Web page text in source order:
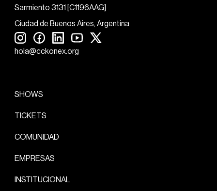
Sarmiento 3131 [C1196AAG]
Ciudad de Buenos Aires, Argentina
hola@cckonex.org
SHOWS
TICKETS
COMUNIDAD
EMPRESAS
INSTITUCIONAL